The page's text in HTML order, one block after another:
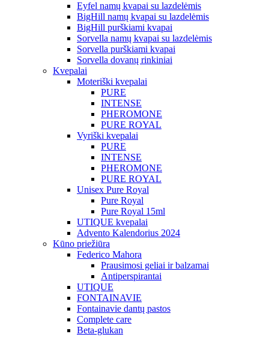
Eyfel namų kvapai su lazdelėmis
BigHill namų kvapai su lazdelėmis
BigHill purškiami kvapai
Sorvella namų kvapai su lazdelėmis
Sorvella purškiami kvapai
Sorvella dovanų rinkiniai
Kvepalai
Moteriški kvepalai
PURE
INTENSE
PHEROMONE
PURE ROYAL
Vyriški kvepalai
PURE
INTENSE
PHEROMONE
PURE ROYAL
Unisex Pure Royal
Pure Royal
Pure Royal 15ml
UTIQUE kvepalai
Advento Kalendorius 2024
Kūno priežiūra
Federico Mahora
Prausimosi geliai ir balzamai
Antiperspirantai
UTIQUE
FONTAINAVIE
Fontainavie dantų pastos
Complete care
Beta-glukan